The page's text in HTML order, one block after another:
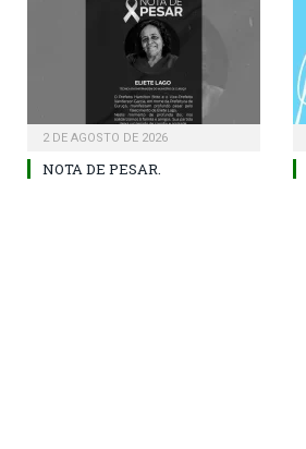
2 DE AGOSTO DE 2026
NOTA DE PESAR.